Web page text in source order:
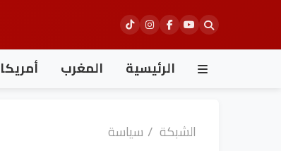
الرئيسية المغرب أمريكا
الشبكة / سياسة